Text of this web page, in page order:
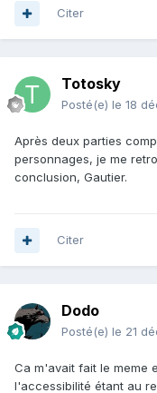
Citer
Totosky
Posté(e) le 18
Après deux parties
personnages, je me
conclusion, Gautier.
Citer
Dodo
Posté(e) le 21
Ca m'avait fait le meme
l'accessibilité étant au